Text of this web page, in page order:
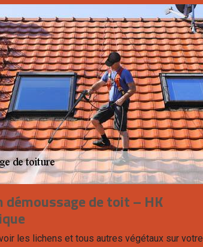
démoussage de toit – HK
les lichens et tous autres végétaux sur votre